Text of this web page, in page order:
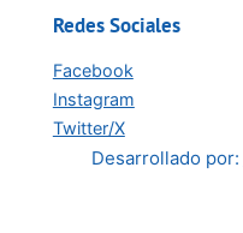
Redes Sociales
Facebook
Instagram
Twitter/X
Desarrollado por: